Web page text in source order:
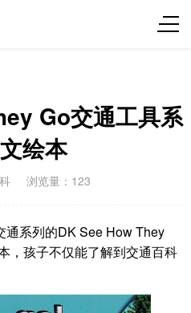
Go交通工具系
绘本
浏览量：123
通系列的DK See How They
，孩子不仅能了解到交通百科